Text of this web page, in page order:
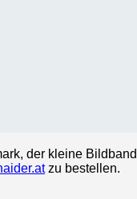
der kleine
zu bestellen.